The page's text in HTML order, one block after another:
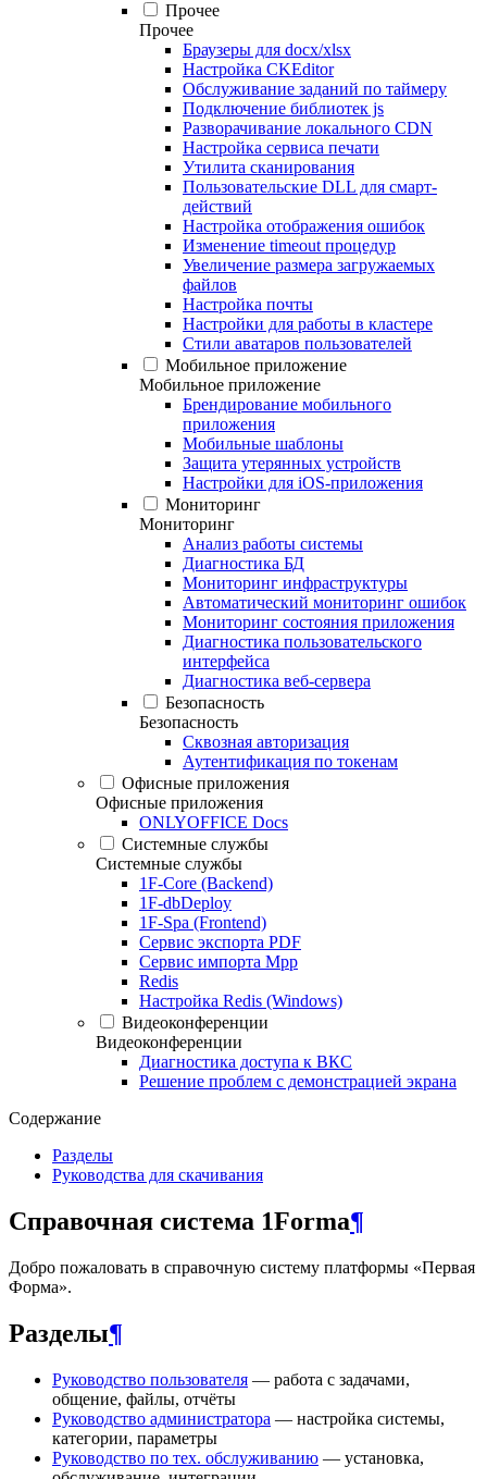
Прочее
Прочее
Браузеры для docx/xlsx
Настройка CKEditor
Обслуживание заданий по таймеру
Подключение библиотек js
Разворачивание локального CDN
Настройка сервиса печати
Утилита сканирования
Пользовательские DLL для смарт-
действий
Настройка отображения ошибок
Изменение timeout процедур
Увеличение размера загружаемых
файлов
Настройка почты
Настройки для работы в кластере
Стили аватаров пользователей
Мобильное приложение
Мобильное приложение
Брендирование мобильного
приложения
Мобильные шаблоны
Защита утерянных устройств
Настройки для iOS-приложения
Мониторинг
Мониторинг
Анализ работы системы
Диагностика БД
Мониторинг инфраструктуры
Автоматический мониторинг ошибок
Мониторинг состояния приложения
Диагностика пользовательского
интерфейса
Диагностика веб-сервера
Безопасность
Безопасность
Сквозная авторизация
Аутентификация по токенам
Офисные приложения
Офисные приложения
ONLYOFFICE Docs
Системные службы
Системные службы
1F-Core (Backend)
1F-dbDeploy
1F-Spa (Frontend)
Сервис экспорта PDF
Сервис импорта Mpp
Redis
Настройка Redis (Windows)
Видеоконференции
Видеоконференции
Диагностика доступа к ВКС
Решение проблем с демонстрацией экрана
Содержание
Разделы
Руководства для скачивания
Справочная система 1Forma¶
Добро пожаловать в справочную систему платформы «Первая
Форма».
Разделы¶
Руководство пользователя — работа с задачами,
общение, файлы, отчёты
Руководство администратора — настройка системы,
категории, параметры
Руководство по тех. обслуживанию — установка,